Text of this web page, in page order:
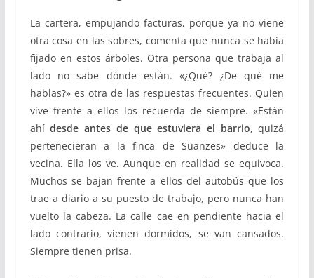
La cartera, empujando facturas, porque ya no viene
otra cosa en las sobres, comenta que nunca se había
fijado en estos árboles. Otra persona que trabaja al
lado no sabe dónde están. «¿Qué? ¿De qué me
hablas?» es otra de las respuestas frecuentes. Quien
vive frente a ellos los recuerda de siempre. «Están
ahídesde antes de que estuviera el barrio, quizá
pertenecieran a la finca de Suanzes» deduce la
vecina. Ella los ve. Aunque en realidad se equivoca.
Muchos se bajan frente a ellos del autobús que los
trae a diario a su puesto de trabajo, pero nunca han
vuelto la cabeza. La calle cae en pendiente hacia el
lado contrario, vienen dormidos, se van cansados.
Siempre tienen prisa.